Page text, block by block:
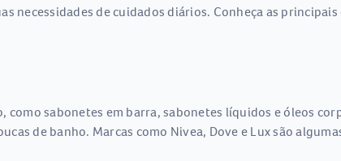
necessidades de cuidados diários. Conheça as
sabonetes em barra, sabonetes líquidos e óleos
de banho. Marcas como Nivea, Dove e Lux são